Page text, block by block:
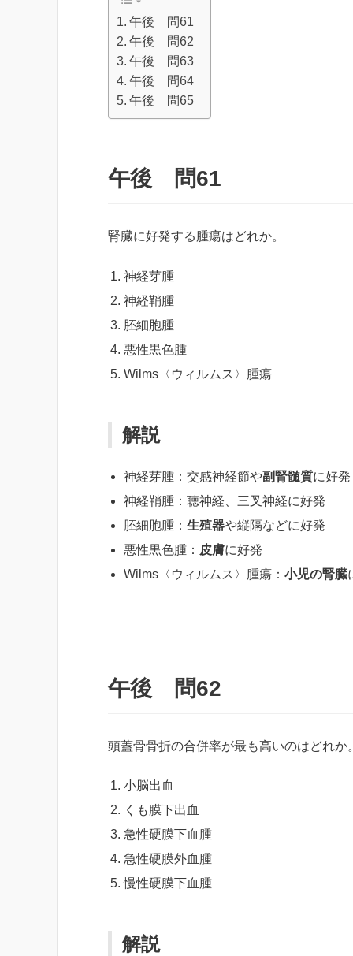
午後 問61
午後 問62
午後 問63
午後 問64
午後 問65
午後 問61
腎臓に好発する腫瘍はどれか。
神経芽腫
神経鞘腫
胚細胞腫
悪性黒色腫
Wilms〈ウィルムス〉腫瘍
解説
神経芽腫：交感神経節や副腎髄質に好発
神経鞘腫：聴神経、三叉神経に好発
胚細胞腫： 生殖器や縦隔などに好発
悪性黒色腫： 皮膚に好発
Wilms〈ウィルムス〉腫瘍： 小児の腎臓
午後 問62
頭蓋骨骨折の合併率が最も高いのはどれか
小脳出血
くも膜下出血
急性硬膜下血腫
急性硬膜外血腫
慢性硬膜下血腫
解説